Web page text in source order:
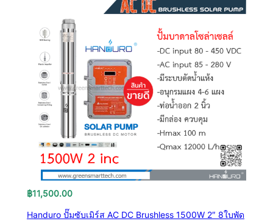
฿11,500.00
Handuro ปั๊มซับเมิร์ส AC DC Brushless 1500W 2″ 8ใบพัด